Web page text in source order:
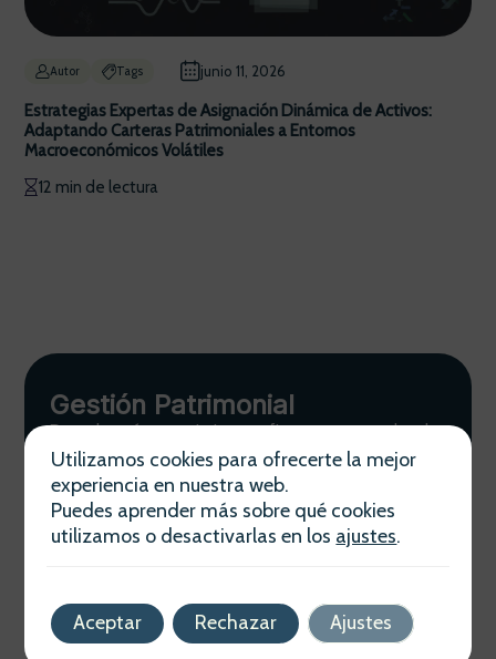
Autor Tags junio 11, 2026
Estrategias Expertas de Asignación Dinámica de Activos:
Adaptando Carteras Patrimoniales a Entornos
Macroeconómicos Volátiles
12 min de lectura
Gestión Patrimonial
Descubre cómo optimizar tus finanzas personales de
la mano de Diana Merseguer Ninot. Planificación
estratégica adaptada a tus necesidades actuales y
futuras.
Ver más
Utilizamos cookies para ofrecerte la mejor
experiencia en nuestra web.
Puedes aprender más sobre qué cookies
utilizamos o desactivarlas en los ajustes.
Aceptar Rechazar Ajustes